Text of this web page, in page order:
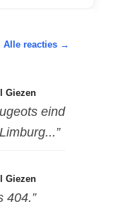
Alle reacties →
Giezen
eind
Giezen
404.”